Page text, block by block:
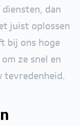
dan
juist oplossen
bij ons hoge
ze snel en
tevredenheid.